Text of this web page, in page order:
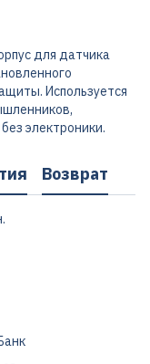
для датчика
Используется
электроники.
Возврат